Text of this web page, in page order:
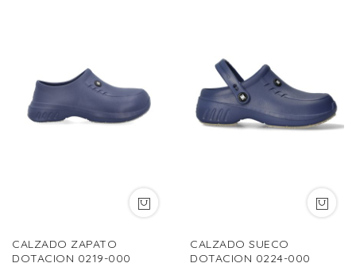
CALZADO ZAPATO
DOTACION 0219-000
CALZADO SUECO
DOTACION 0224-000